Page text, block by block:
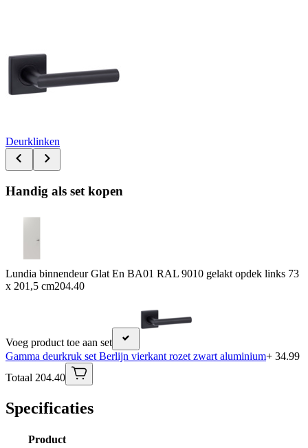
Deurklinken
Handig als set kopen
Lundia binnendeur Glat En BA01 RAL 9010 gelakt opdek links 73
x 201,5 cm204.40
Voeg product toe aan set
Gamma deurkruk set Berlijn vierkant rozet zwart aluminium+ 34.99
Totaal 204.40
Specificaties
Product